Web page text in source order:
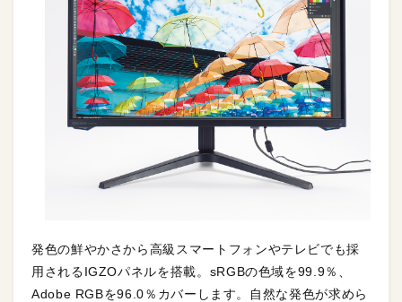
発色の鮮やかさから高級スマートフォンやテレビでも採
用されるIGZOパネルを搭載。sRGBの色域を99.9％、
Adobe RGBを96.0％カバーします。自然な発色が求めら